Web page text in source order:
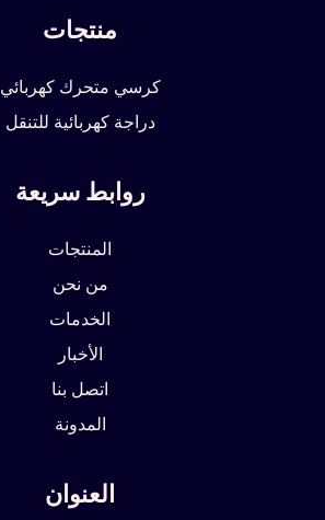
منتجات
كرسي متحرك كهربائي
دراجة كهربائية للتنقل
روابط سريعة
المنتجات
من نحن
الخدمات
الأخبار
اتصل بنا
المدونة
العنوان